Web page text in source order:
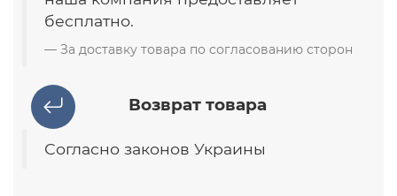
бесплатно.
За доставку товара по согласованию сторон
Возврат товара
Согласно законов Украины